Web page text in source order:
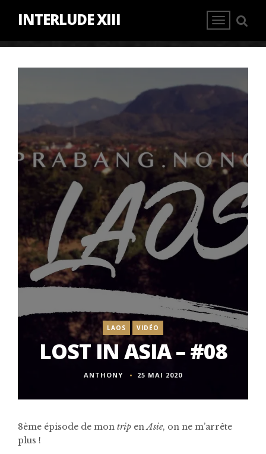
INTERLUDE XIII
LAOS VIDÉO
LOST IN ASIA – #08
ANTHONY 25 MAI 2020
8ème épisode de mon trip enAsie, on ne m’arrête
plus !